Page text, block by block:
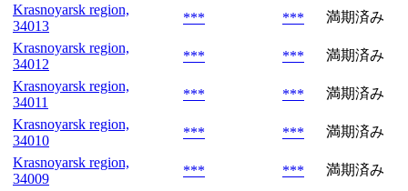
Krasnoyarsk region,
34013
*** ***
満期済み
Krasnoyarsk region,
34012
*** ***
満期済み
Krasnoyarsk region,
34011
*** ***
満期済み
Krasnoyarsk region,
34010
*** ***
満期済み
Krasnoyarsk region,
34009
*** ***
満期済み